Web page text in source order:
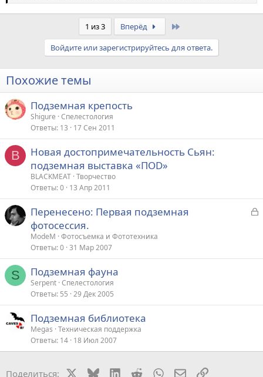
1 из 3 Вперёд
Войдите или зарегистрируйтесь для ответа.
Похожие темы
Подземная крепость
Shigure Спелестология
Ответы 13 17 Сен 2011
B
Новая достопримечательность Сьян:
подземная выставка «ПОD»
BLACKMEAT Творчество
Ответы 0 13 Апр 2011
З
Перенесено: Первая подземная
фотосессия.
ModeM Фотосъемка и Фототехника
Ответы 0 31 Мар 2007
S Подземная фауна
Serpent Спелестология
Ответы 55 29 Дек 2005
Подземная библиотека
Megas Техническая поддержка
Ответы 14 18 Июл 2007
Поделиться: BlueskyLinkedIn
RedditWhatsAppЭлектронная
Ссылка